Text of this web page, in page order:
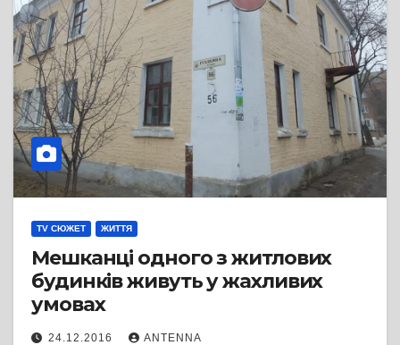
TV СЮЖЕТ ЖИТТЯ
Мешканці одного з житлових
будинків живуть у жахливих
умовах
24.12.2016 ANTENNA